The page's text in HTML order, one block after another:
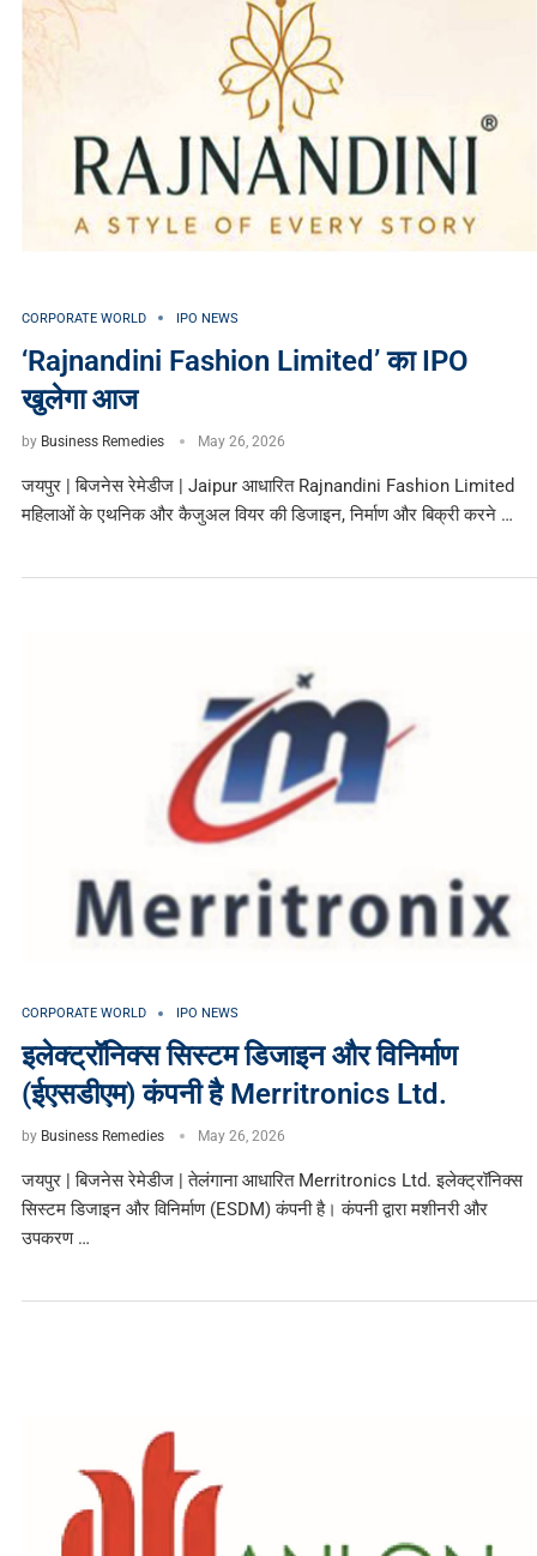
CORPORATE WORLD IPO NEWS
‘Rajnandini Fashion Limited’ का IPO
खुलेगा आज
by Business Remedies May 26, 2026
जयपुर | बिजनेस रेमेडीज | Jaipur आधारित Rajnandini Fashion Limited
महिलाओं के एथनिक और कैजुअल वियर की डिजाइन, निर्माण और बिक्री करने …
CORPORATE WORLD IPO NEWS
इलेक्ट्रॉनिक्स सिस्टम डिजाइन और विनिर्माण
(ईएसडीएम) कंपनी है Merritronics Ltd.
by Business Remedies May 26, 2026
जयपुर | बिजनेस रेमेडीज | तेलंगाना आधारित Merritronics Ltd. इलेक्ट्रॉनिक्स
सिस्टम डिजाइन और विनिर्माण (ESDM) कंपनी है। कंपनी द्वारा मशीनरी और
उपकरण …